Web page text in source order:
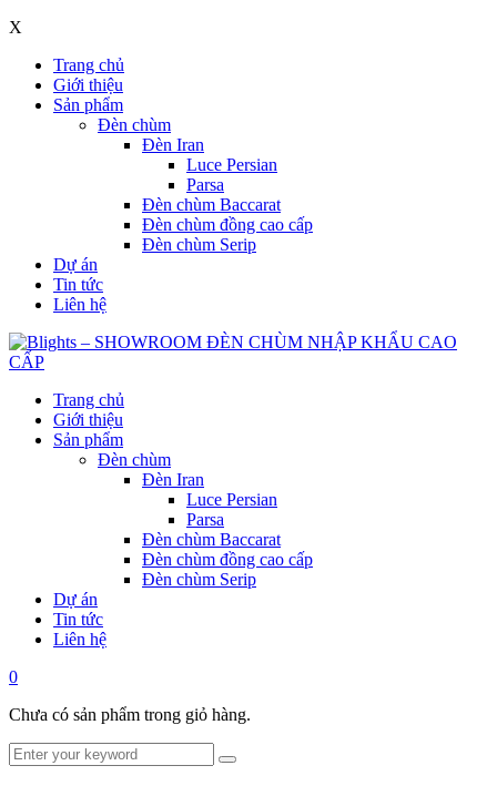
X
Trang chủ
Giới thiệu
Sản phẩm
Đèn chùm
Đèn Iran
Luce Persian
Parsa
Đèn chùm Baccarat
Đèn chùm đồng cao cấp
Đèn chùm Serip
Dự án
Tin tức
Liên hệ
Trang chủ
Giới thiệu
Sản phẩm
Đèn chùm
Đèn Iran
Luce Persian
Parsa
Đèn chùm Baccarat
Đèn chùm đồng cao cấp
Đèn chùm Serip
Dự án
Tin tức
Liên hệ
0
Chưa có sản phẩm trong giỏ hàng.